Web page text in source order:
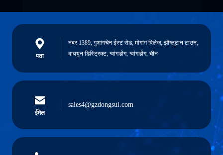
पता
नंबर 1389, गुआंगचेन ईस्ट रोड, मोगांग विलेज, झोंग्लूटान टाउन,
बाययुन डिस्ट्रिक्ट, ग्वांगडोंग, ग्वांगडोंग, चीन
ईमेल
sales4@gzdongsui.com